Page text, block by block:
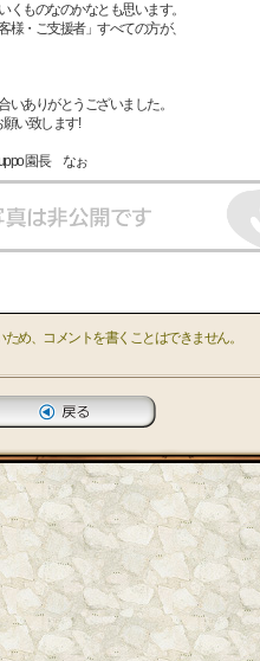
ものなのかなとも思います。
・ご支援者」すべての方が、
ありがとうございました。
い致します!
園長 なぉ
め、コメントを書くことはできません。